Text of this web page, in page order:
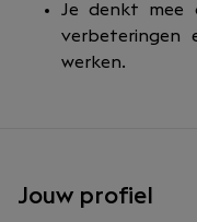
Je denkt mee
verbeteringen
werken.
Jouw profiel